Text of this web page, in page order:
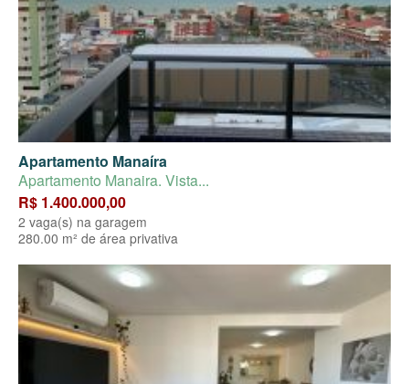
Apartamento Manaíra
Apartamento Manaira. Vista...
R$ 1.400.000,00
2 vaga(s) na garagem
280.00 m² de área privativa